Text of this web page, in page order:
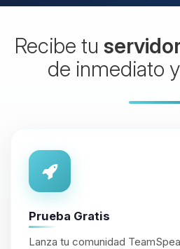
Recibe tu
de inmediato
Prueba Gratis
Lanza tu comunidad